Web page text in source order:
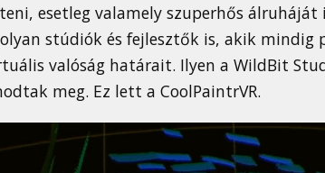
esetleg valamely szuperhős
olyan stúdiók és fejlesztők is, akik
valóság határait. Ilyen a WildBit
meg. Ez lett a CoolPaintrVR.